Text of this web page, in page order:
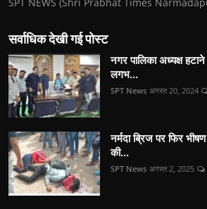
SPT NEWS (Shri Prabhat Times
सर्वाधिक देखी गई पोस्ट
नगर पालिका अध्यक्ष
लगभ...
SPT News अगस्त 20, 2024
नर्मदा ब्रिज पर फिर
की...
SPT News अगस्त 2, 2025